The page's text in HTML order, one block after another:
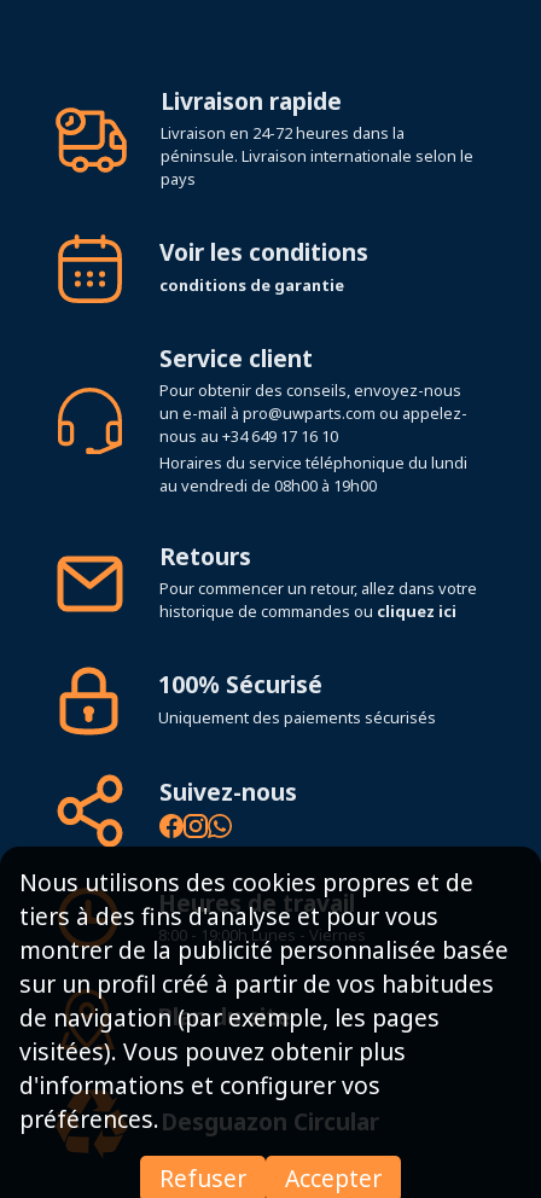
Livraison rapide
Livraison en 24-72 heures dans la
péninsule. Livraison internationale selon le
pays
Voir les conditions
conditions de garantie
Service client
Pour obtenir des conseils, envoyez-nous
un e-mail à pro@uwparts.com ou appelez-
nous au +34 649 17 16 10
Horaires du service téléphonique du lundi
au vendredi de 08h00 à 19h00
Retours
Pour commencer un retour, allez dans votre
historique de commandes ou cliquez ici
100% Sécurisé
Uniquement des paiements sécurisés
Suivez-nous
Heures de travail
8:00 - 19:00h Lunes - Viernes
Plan du site
Desguazon Circular
Nous utilisons des cookies propres et de
tiers à des fins d'analyse et pour vous
montrer de la publicité personnalisée basée
sur un profil créé à partir de vos habitudes
de navigation (par exemple, les pages
visitées). Vous pouvez obtenir plus
d'informations et configurer vos
préférences.
Refuser
Accepter